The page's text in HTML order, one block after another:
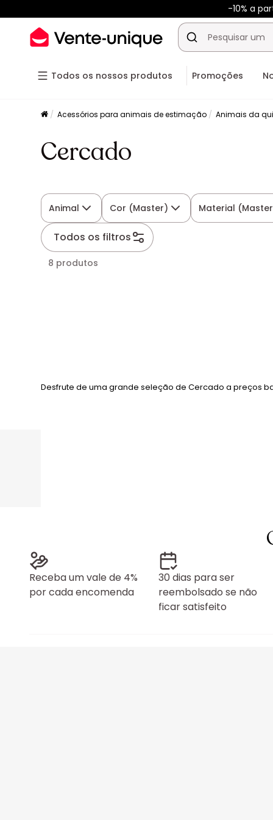
-10% a
Todos os nossos produtos Promoções
Acessórios para animais de estimação Animais da
Cercado
Animal Cor (Master) Material
Todos os filtros
8 produtos
Desfrute de uma grande seleção de Cercado a preços
Receba um vale de 4%
por cada encomenda
30 dias para ser
reembolsado se não
ficar satisfeito